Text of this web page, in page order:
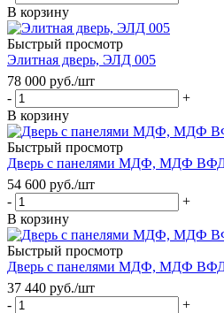
В корзину
Быстрый просмотр
Элитная дверь, ЭЛД 005
78 000 руб./шт
-
+
В корзину
Быстрый просмотр
Дверь с панелями МДФ, МДФ
54 600 руб./шт
-
+
В корзину
Быстрый просмотр
Дверь с панелями МДФ, МДФ ВФД
37 440 руб./шт
-
+